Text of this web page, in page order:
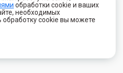
обработки cookie и ваших
необходимых
обработку cookie вы можете